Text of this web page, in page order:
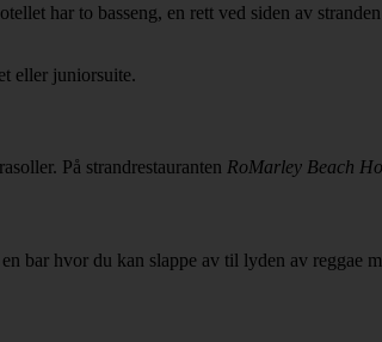
har to basseng, en rett ved siden av
eller juniorsuite.
På strandrestauranten RoMarley Beach
bar hvor du kan slappe av til lyden av reggae